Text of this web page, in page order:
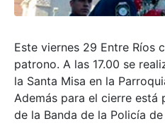
Este viernes 29 Entre Ríos
patrono. A las 17.00 se
la Santa Misa en la
Además para el cierre está
de la Banda de la Policía de